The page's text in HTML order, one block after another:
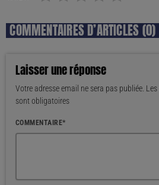
COMMENTAIRES D’ARTICLES (0)
Laisser une réponse
Votre adresse email ne sera pas publiée.
sont obligatoires
COMMENTAIRE*